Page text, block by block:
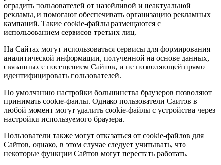
оградить пользователей от назойливой и неактуальной
рекламы, и помогают обеспечивать организацию рекламных
кампаний. Такие cookie-файлы размещаются с
использованием сервисов третьих лиц.
На Сайтах могут использоваться сервисы для формирования
аналитической информации, полученной на основе данных,
связанных с посещением Сайтов, и не позволяющей прямо
идентифицировать пользователей.
По умолчанию настройки большинства браузеров позволяют
принимать cookie-файлы. Однако пользователи Сайтов в
любой момент могут удалить cookie-файлы с устройства через
настройки используемого браузера.
Пользователи также могут отказаться от cookie-файлов для
Сайтов, однако, в этом случае следует учитывать, что
некоторые функции Сайтов могут перестать работать.